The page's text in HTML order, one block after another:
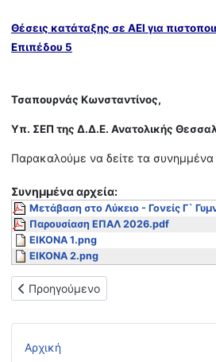
Αρχική
Θέσεις κατάταξης σε ΑΕΙ για
Επιπέδου 5
Τσαπουρνάς Κωνσταντίνος,
Υπ. ΣΕΠ της Δ.Δ.Ε. Ανατολικής
Παρακαλούμε να δείτε τα συνημμένα
Συνημμένα αρχεία:
Μετάβαση στο Λύκειο - Γονείς Γ`
Παρουσίαση ΕΠΑΛ 2026.pdf
ΕΙΚΟΝΑ 1.png
ΕΙΚΟΝΑ 2.png
Προηγούμενο άρθρο: Ευγενική
Προηγούμενο